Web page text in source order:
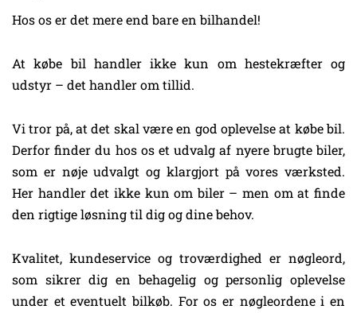
Hos os er det mere end bare en bilhandel!
At købe bil handler ikke kun om hestekræfter og
udstyr – det handler om tillid.
Vi tror på, at det skal være en god oplevelse at købe bil.
Derfor finder du hos os et udvalg af nyere brugte biler,
som er nøje udvalgt og klargjort på vores værksted.
Her handler det ikke kun om biler – men om at finde
den rigtige løsning til dig og dine behov.
Kvalitet, kundeservice og troværdighed er nøgleord,
som sikrer dig en behagelig og personlig oplevelse
under et eventuelt bilkøb. For os er nøgleordene i en